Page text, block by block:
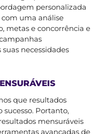
personalizada
uma análise
metas e concorrência e
necessidades
que resultados
sucesso. Portanto,
mensuráveis
avançadas de